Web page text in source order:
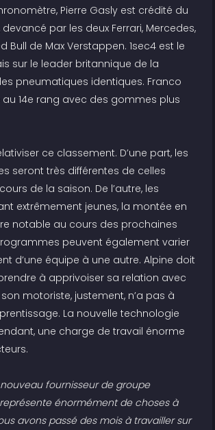
Pierre Gasly est crédité du
par les deux Ferrari, Mercedes,
Bull de Max Verstappen. 1sec4 est le
sur le leader britannique de la
pneumatiques identiques. Franco
14e rang avec des gommes plus
ce classement. D’une part, les
seront très différentes de celles
de la saison. De l’autre, les
extrêmement jeunes, la montée en
notable au cours des prochaines
peuvent également varier
d’une équipe à une autre. Alpine doit
à apprivoiser sa relation avec
motoriste, justement, n’a pas à
La nouvelle technologie
une charge de travail énorme
fournisseur de groupe
énormément de choses à
avons passé des mois à travailler sur